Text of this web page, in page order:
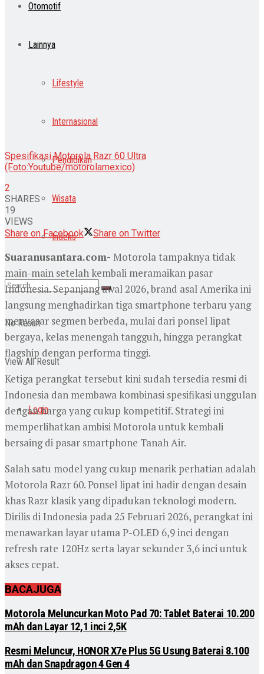
Otomotif
Lainnya
Lifestyle
Internasional
Pendidikan
Wisata
Indeks
No Result
View All Result
Login
Spesifikasi Motorola Razr 60 Ultra
(Foto:Youtube/motorolamexico)
2
SHARES
19
VIEWS
Share on Facebook
Share on Twitter
Suaranusantara.com- Motorola tampaknya tidak
main-main setelah kembali meramaikan pasar
Indonesia. Sepanjang awal 2026, brand asal Amerika ini
langsung menghadirkan tiga smartphone terbaru yang
menyasar segmen berbeda, mulai dari ponsel lipat
bergaya, kelas menengah tangguh, hingga perangkat
flagship dengan performa tinggi.
Ketiga perangkat tersebut kini sudah tersedia resmi di
Indonesia dan membawa kombinasi spesifikasi unggulan
dengan harga yang cukup kompetitif. Strategi ini
memperlihatkan ambisi Motorola untuk kembali
bersaing di pasar smartphone Tanah Air.
Salah satu model yang cukup menarik perhatian adalah
Motorola Razr 60. Ponsel lipat ini hadir dengan desain
khas Razr klasik yang dipadukan teknologi modern.
Dirilis di Indonesia pada 25 Februari 2026, perangkat ini
menawarkan layar utama P-OLED 6,9 inci dengan
refresh rate 120Hz serta layar sekunder 3,6 inci untuk
akses cepat.
BACAJUGA
Motorola Meluncurkan Moto Pad 70: Tablet Baterai 10.200
mAh dan Layar 12,1 inci 2,5K
Resmi Meluncur, HONOR X7e Plus 5G Usung Baterai 8.100
mAh dan Snapdragon 4 Gen 4